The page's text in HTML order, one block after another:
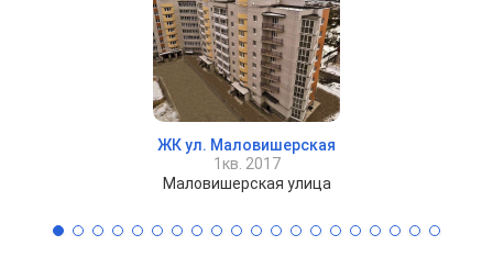
ЖК ул. Маловишерская
1кв. 2017
Маловишерская улица